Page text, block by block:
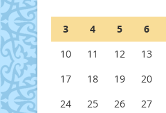
3
4 5 6
10
11 12 13
17
18 19 20
24
25 26 27